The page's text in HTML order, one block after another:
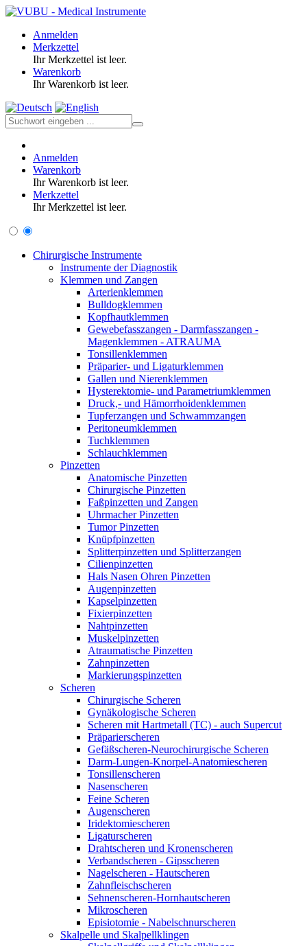
Anmelden
Merkzettel
Ihr Merkzettel ist leer.
Warenkorb
Ihr Warenkorb ist leer.
Anmelden
Warenkorb
Ihr Warenkorb ist leer.
Merkzettel
Ihr Merkzettel ist leer.
Chirurgische Instrumente
Instrumente der Diagnostik
Klemmen und Zangen
Arterienklemmen
Bulldogklemmen
Kopfhautklemmen
Gewebefasszangen - Darmfasszangen -
Magenklemmen - ATRAUMA
Tonsillenklemmen
Präparier- und Ligaturklemmen
Gallen und Nierenklemmen
Hysterektomie- und Parametriumklemmen
Druck,- und Hämorrhoidenklemmen
Tupferzangen und Schwammzangen
Peritoneumklemmen
Tuchklemmen
Schlauchklemmen
Pinzetten
Anatomische Pinzetten
Chirurgische Pinzetten
Faßpinzetten und Zangen
Uhrmacher Pinzetten
Tumor Pinzetten
Knüpfpinzetten
Splitterpinzetten und Splitterzangen
Cilienpinzetten
Hals Nasen Ohren Pinzetten
Augenpinzetten
Kapselpinzetten
Fixierpinzetten
Nahtpinzetten
Muskelpinzetten
Atraumatische Pinzetten
Zahnpinzetten
Markierungspinzetten
Scheren
Chirurgische Scheren
Gynäkologische Scheren
Scheren mit Hartmetall (TC) - auch Supercut
Präparierscheren
Gefäßscheren-Neurochirurgische Scheren
Darm-Lungen-Knorpel-Anatomiescheren
Tonsillenscheren
Nasenscheren
Feine Scheren
Augenscheren
Iridektomiescheren
Ligaturscheren
Drahtscheren und Kronenscheren
Verbandscheren - Gipsscheren
Nagelscheren - Hautscheren
Zahnfleischscheren
Sehnenscheren-Hornhautscheren
Mikroscheren
Episiotomie - Nabelschnurscheren
Skalpelle und Skalpellklingen